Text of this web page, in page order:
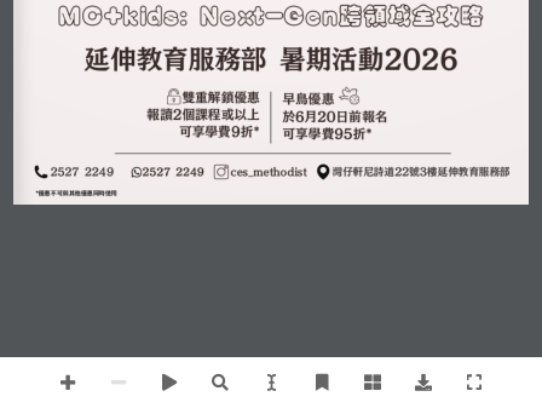
MC+kids: Next-Gen跨領域全攻略
雙重解鎖優惠
報讀2個課程或以上
可享學費9折*
延伸教育服務部 暑期活動2026
2527 2249 2527 2249 灣仔軒尼詩道22號3樓延伸教育服務部
ces_methodist
早鳥優惠
於6月20日前報名
可享學費95折*
*優惠不可與其他優惠同時使用